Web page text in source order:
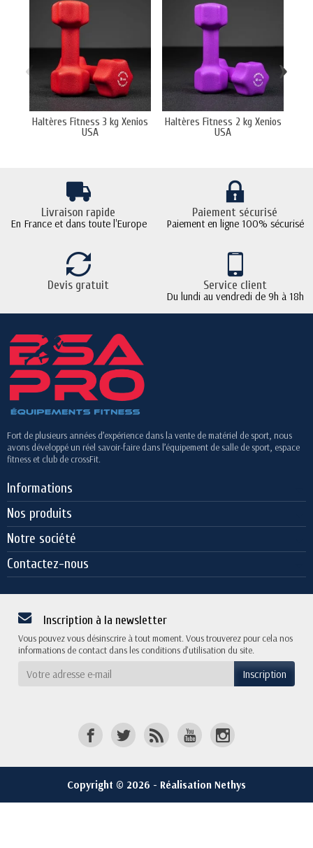
Haltères Fitness 3 kg Xenios
USA
Haltères Fitness 2 kg Xenios
USA
‹ ›
Livraison rapide
En France et dans toute l'Europe
Paiement sécurisé
Paiement en ligne 100% sécurisé
Devis gratuit Service client
Du lundi au vendredi de 9h à 18h
Fort de plusieurs années d’expérience dans la vente de matériel de sport, nous
avons développé un réel savoir-faire dans l’équipement de salle de sport, espace
fitness et club de crossFit.
Informations
Nos produits
Notre société
Contactez-nous
Inscription à la newsletter
Vous pouvez vous désinscrire à tout moment. Vous trouverez pour cela nos
informations de contact dans les conditions d'utilisation du site.
Copyright © 2026 - Réalisation Nethys